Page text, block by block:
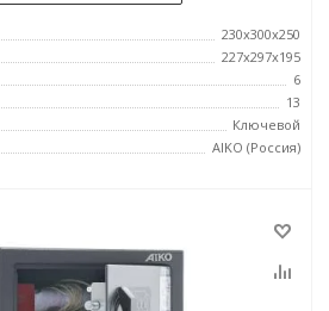
230x300x250
227x297x195
6
13
Ключевой
AIKO (Россия)